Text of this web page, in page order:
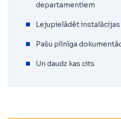
departamentiem
Lejupielādēt instalācijas
Pašu pilnīga
Un daudz kas cits